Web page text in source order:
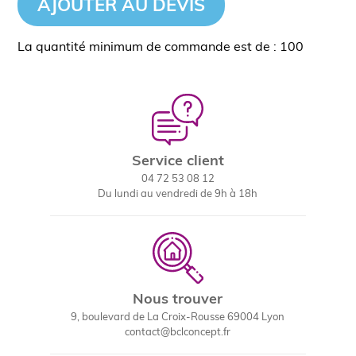
AJOUTER AU DEVIS
La quantité minimum de commande est de : 100
Service client
04 72 53 08 12
Du lundi au vendredi de 9h à 18h
Nous trouver
9, boulevard de La Croix-Rousse 69004 Lyon
contact@bclconcept.fr